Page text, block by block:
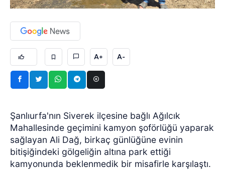
A+ A-
Şanlıurfa'nın Siverek ilçesine bağlı Ağılcık
Mahallesinde geçimini kamyon şoförlüğü yaparak
sağlayan Ali Dağ, birkaç günlüğüne evinin
bitişiğindeki gölgeliğin altına park ettiği
kamyonunda beklenmedik bir misafirle karşılaştı.